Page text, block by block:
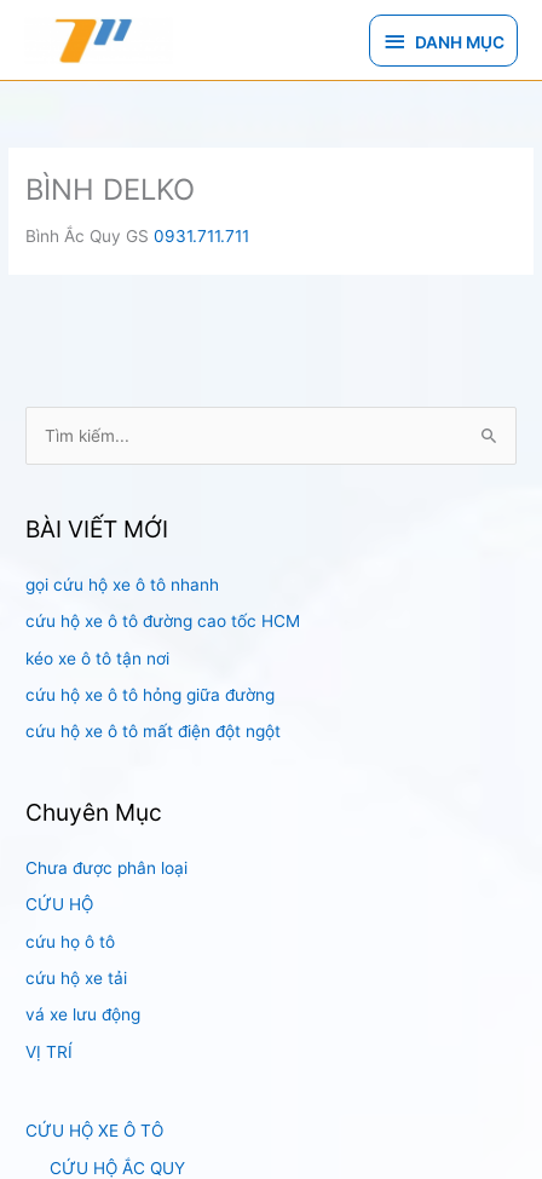
DANH
MỤC
DANH MỤC
BÌNH DELKO
Bình Ắc Quy GS0931.711.711
k
ế
m
:
BÀI VIẾT MỚI
gọi cứu hộ xe ô tô nhanh
cứu hộ xe ô tô đường cao tốc HCM
kéo xe ô tô tận nơi
cứu hộ xe ô tô hỏng giữa đường
cứu hộ xe ô tô mất điện đột ngột
Chuyên Mục
Chưa được phân loại
CỨU HỘ
cứu họ ô tô
cứu hộ xe tải
vá xe lưu động
VỊ TRÍ
CỨU HỘ XE Ô TÔ
CỨU HỘ ẮC QUY